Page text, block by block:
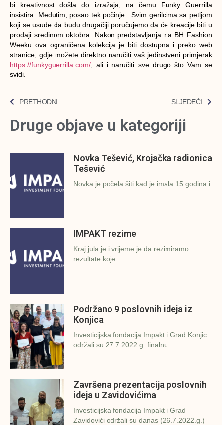
bi kreativnost došla do izražaja, na čemu Funky Guerrilla
insistira. Međutim, posao tek počinje. Svim gerilcima sa petljom
koji se usude da budu drugačiji poručujemo da će kreacije biti u
prodaji sredinom oktobra. Nakon predstavljanja na BH Fashion
Weeku ova ograničena kolekcija je biti dostupna i preko web
stranice, gdje možete direktno naručiti vaš jedinstveni primjerak
https://funkyguerrilla.com/, ali i naručiti sve drugo što Vam se
svidi.
PRETHODNI SLJEDEĆI
Druge objave u kategoriji
Novka Tešević, Krojačka radionica
Tešević
Novka je počela šiti kad je imala 15 godina i
IMPAKT rezime
Kraj jula je i vrijeme je da rezimiramo
rezultate koje
Podržano 9 poslovnih ideja iz
Konjica
Investicijska fondacija Impakt i Grad Konjic
održali su 27.7.2022.g. finalnu
Završena prezentacija poslovnih
ideja u Zavidovićima
Investicijska fondacija Impakt i Grad
Zavidovići održali su danas (26.7.2022.g.)